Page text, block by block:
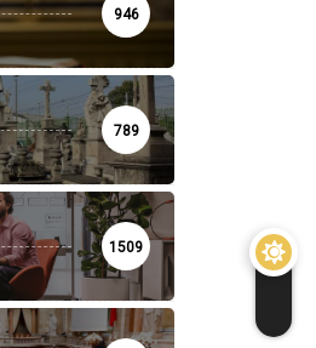
946
789
1509